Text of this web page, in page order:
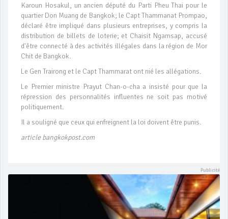
Karoun Hosakul, un ancien député du Parti Pheu Thai pour le
quartier Don Muang de Bangkok; le Capt Thammanat Prompao,
déclaré être impliqué dans plusieurs entreprises, y compris la
distribution de billets de loterie; et Chaisit Ngamsap, accusé
d'être connecté à des activités illégales dans la région de Mor
Chit de Bangkok.
Le Gen Trairong et le Capt Thammarat ont nié les allégations.
Le Premier ministre Prayut Chan-o-cha a insisté pour que la
répression des personnalités influentes ne soit pas motivé
politiquement.
Il a souligné que ceux qui enfreignent la loi doivent être punis.
article bangkokpost.com